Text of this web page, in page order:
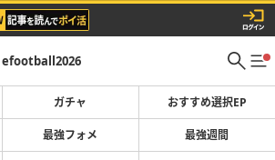
efootball2026
ガチャ おすすめ選択EP
最強フォメ 最強週間